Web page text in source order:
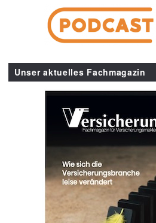
Unser aktuelles Fachmagazin